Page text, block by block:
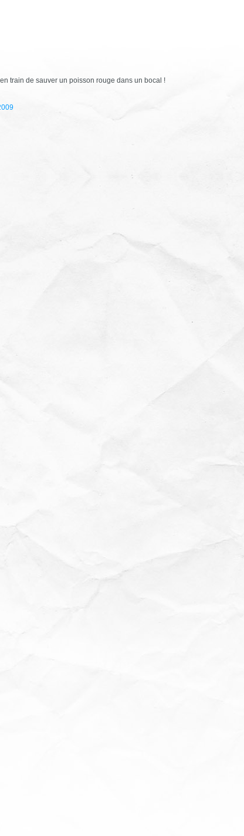
train de sauver un poisson rouge dans un bocal !